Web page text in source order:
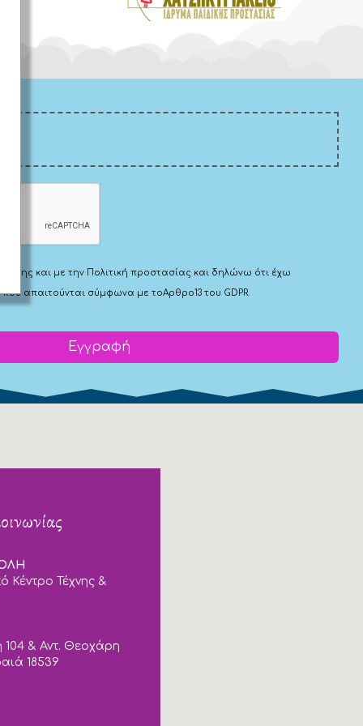
και με την Πολιτική προστασίας και δηλώνω ότι έχω
που απαιτούνται σύμφωνα με τοΑρθρο13 του GDPR.
Εγγραφή
Κέντρο Τέχνης &
104 & Αντ. Θεοχάρη
18539